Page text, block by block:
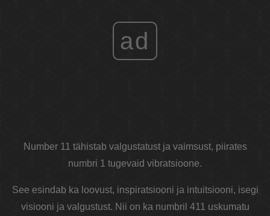
ad
Number 11 tähistab valgustatust ja vaimsust, piirates
numbri 1 tugevaid vibratsioone.
See esindab ka loovust, inspiratsiooni ja intuitsiooni, isegi
visiooni ja valgustust. Nii on ka numbril 411 uskumatu